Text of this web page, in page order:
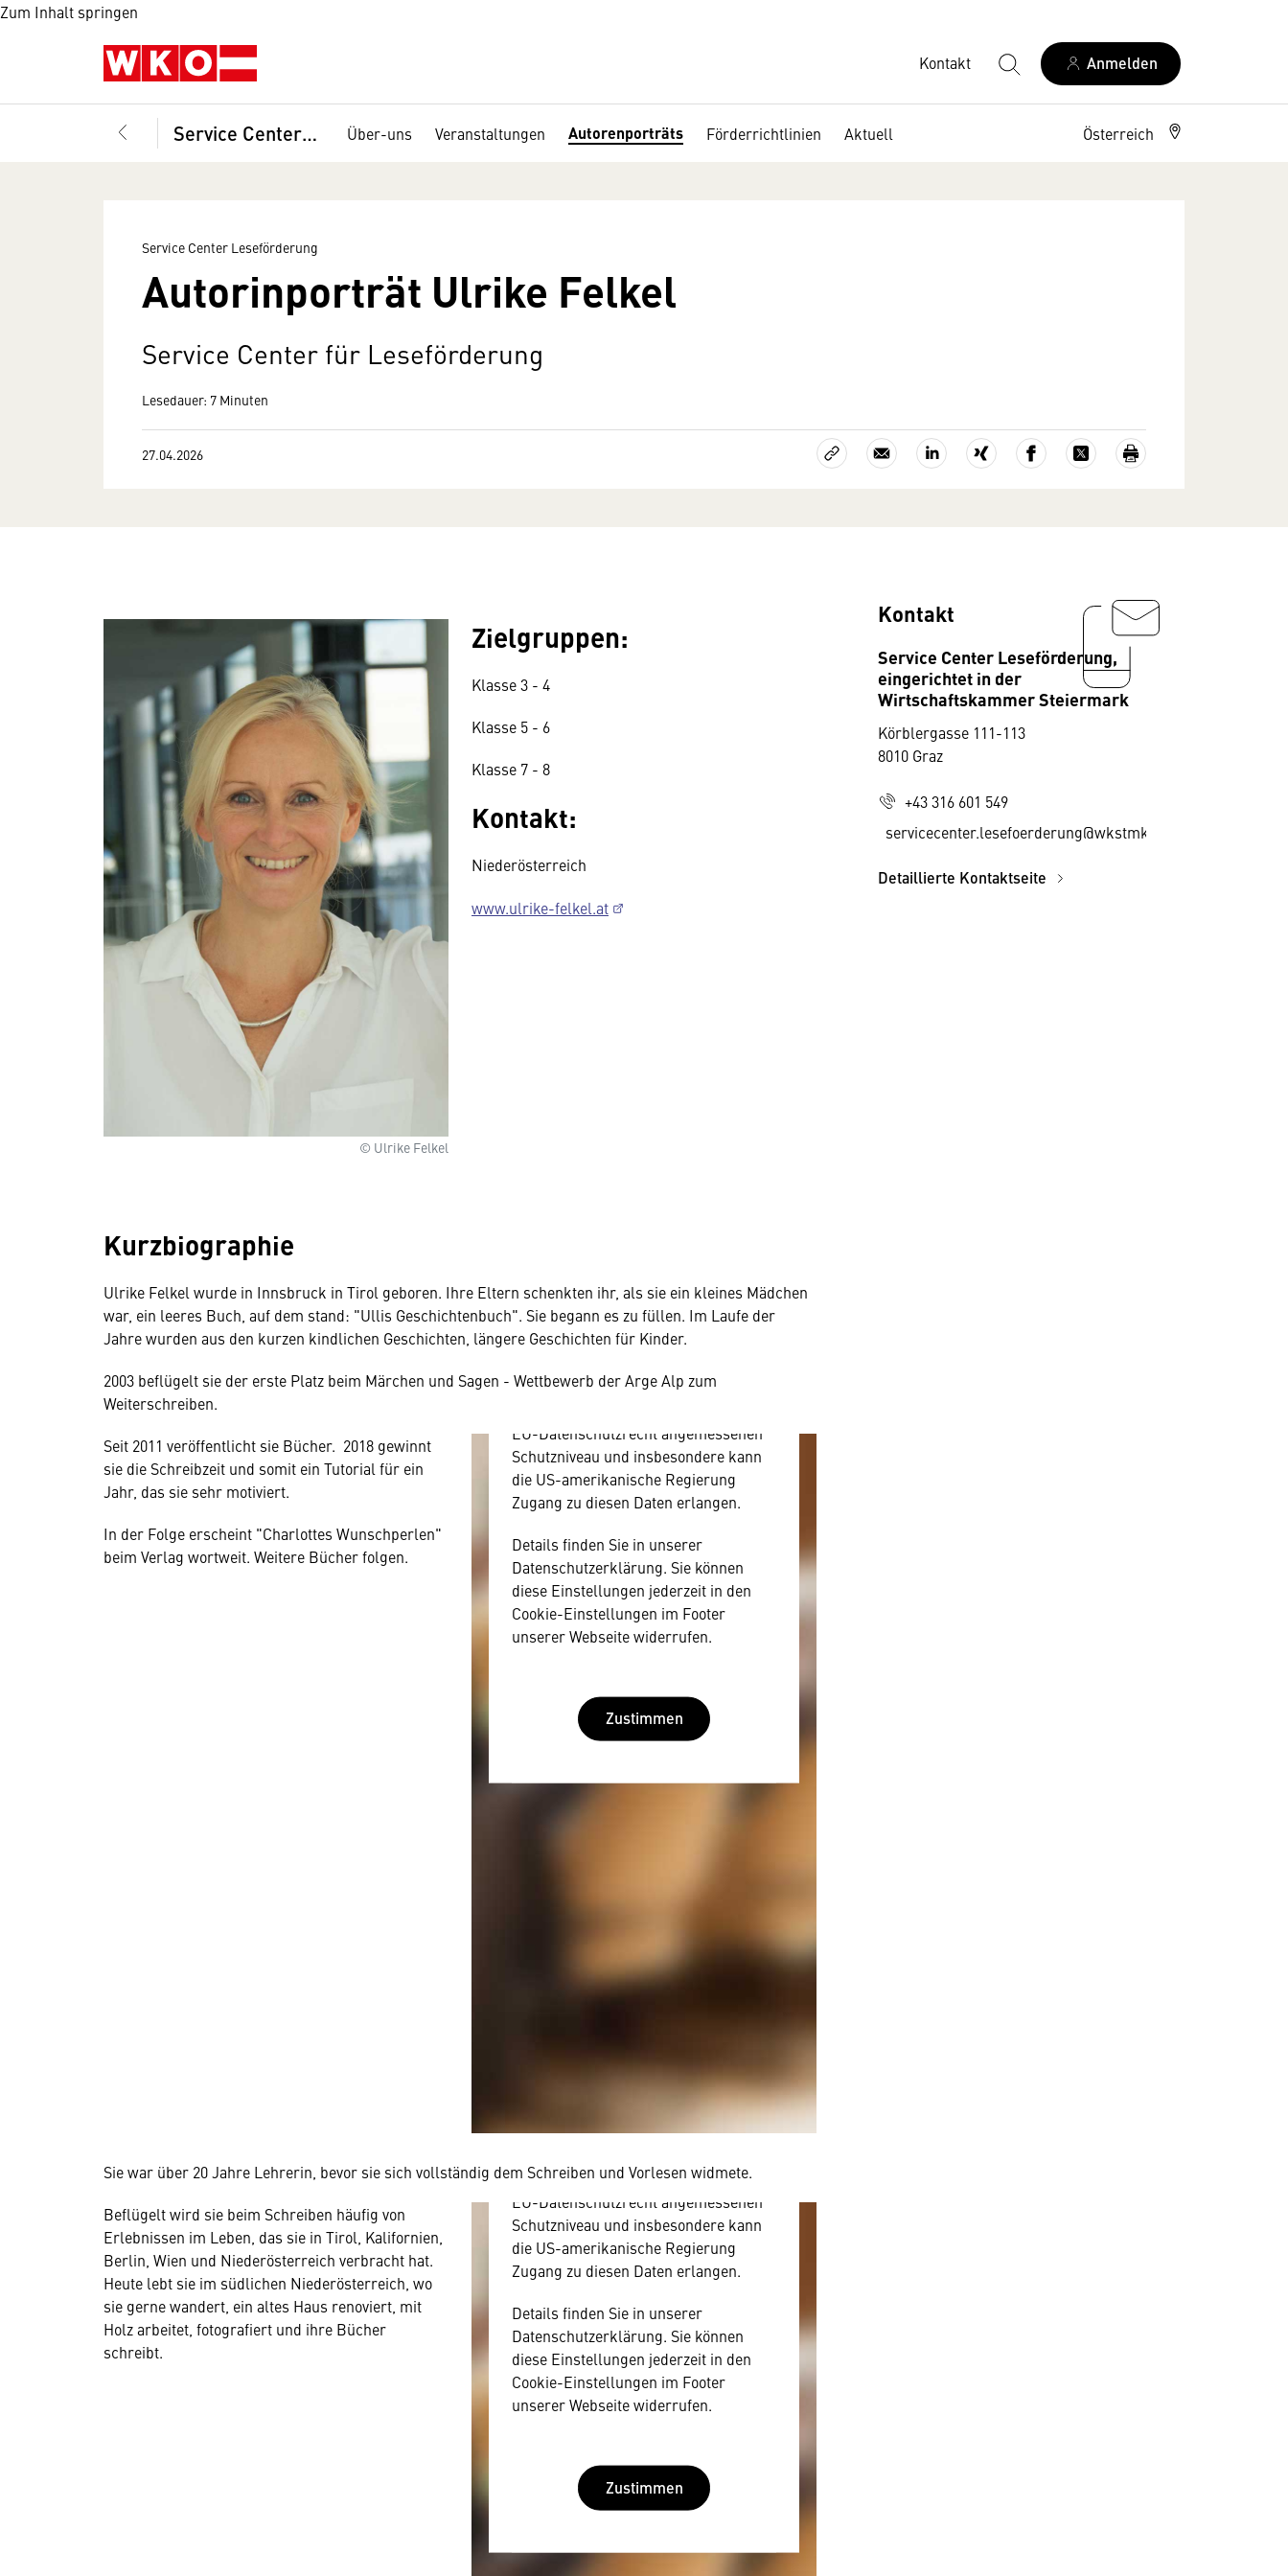
Zum Inhalt springen
Kontakt Anmelden
Service Center Leseförderung Über-uns Veranstaltungen Autorenporträts Förderrichtlinien Aktuell Österreich
Service Center Leseförderung
Autorinporträt Ulrike Felkel
Service Center für Leseförderung
Lesedauer: 7 Minuten
27.04.2026
© Ulrike Felkel
Zielgruppen:
Klasse 3 - 4
Klasse 5 - 6
Klasse 7 - 8
Kontakt:
Niederösterreich
www.ulrike-felkel.at
Kurzbiographie
Ulrike Felkel wurde in Innsbruck in Tirol geboren. Ihre Eltern schenkten ihr, als sie ein kleines Mädchen
war, ein leeres Buch, auf dem stand: "Ullis Geschichtenbuch". Sie begann es zu füllen. Im Laufe der
Jahre wurden aus den kurzen kindlichen Geschichten, längere Geschichten für Kinder.
2003 beflügelt sie der erste Platz beim Märchen und Sagen - Wettbewerb der Arge Alp zum
Weiterschreiben.
Seit 2011 veröffentlicht sie Bücher. 2018 gewinnt
sie die Schreibzeit und somit ein Tutorial für ein
Jahr, das sie sehr motiviert.
In der Folge erscheint "Charlottes Wunschperlen"
beim Verlag wortweit. Weitere Bücher folgen.
Zustimmung, da Ihr Browser
personenbezogene technische Daten
zu Geräten und Nutzerverhalten
Anbietern austauscht.
EU-Datenschutzrecht angemessenen
Schutzniveau und insbesondere kann
die US-amerikanische Regierung
Zugang zu diesen Daten erlangen.
Details finden Sie in unserer
Datenschutzerklärung. Sie können
diese Einstellungen jederzeit in den
Cookie-Einstellungen im Footer
unserer Webseite widerrufen.
Zustimmen
Sie war über 20 Jahre Lehrerin, bevor sie sich vollständig dem Schreiben und Vorlesen widmete.
Beflügelt wird sie beim Schreiben häufig von
Erlebnissen im Leben, das sie in Tirol, Kalifornien,
Berlin, Wien und Niederösterreich verbracht hat.
Heute lebt sie im südlichen Niederösterreich, wo
sie gerne wandert, ein altes Haus renoviert, mit
Holz arbeitet, fotografiert und ihre Bücher
schreibt.
Hier würden wir Ihnen gerne einen
Zustimmung, da Ihr Browser
personenbezogene technische Daten
zu Geräten und Nutzerverhalten
mitunter mit US-amerikanischen
Diese Daten unterliegen keinem dem
EU-Datenschutzrecht angemessenen
Schutzniveau und insbesondere kann
die US-amerikanische Regierung
Zugang zu diesen Daten erlangen.
Details finden Sie in unserer
Datenschutzerklärung. Sie können
diese Einstellungen jederzeit in den
Cookie-Einstellungen im Footer
unserer Webseite widerrufen.
Zustimmen
Kontakt
Service Center Leseförderung,
eingerichtet in der
Wirtschaftskammer Steiermark
Körblergasse 111-113
8010 Graz
+43 316 601 549
servicecenter.lesefoerderung@wkstmk.at
Detaillierte Kontaktseite